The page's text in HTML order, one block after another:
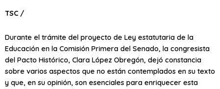
TSC /
Durante el trámite del proyecto de Ley estatutaria de la
Educación en la Comisión Primera del Senado, la congresista
del Pacto Histórico, Clara López Obregón, dejó constancia
sobre varios aspectos que no están contemplados en su texto
y que, en su opinión, son esenciales para enriquecer esta